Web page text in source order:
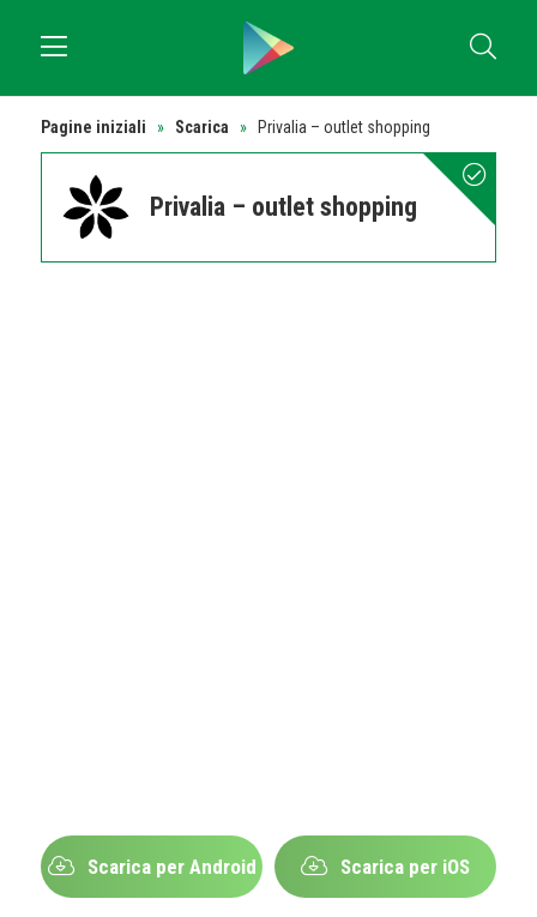
Pagine iniziali » Scarica » Privalia – outlet shopping
Privalia – outlet shopping
Scarica per Android Scarica per iOS